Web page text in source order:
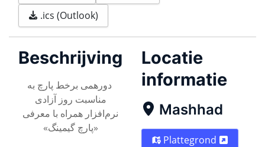
.ics (Outlook)
Beschrijving
دورهمی برخط پارچ به
مناسبت روز آزادی
نرم‌افزار همراه با معرفی
«پارچ گیمینگ»
Locatie
informatie
Mashhad
Plattegrond